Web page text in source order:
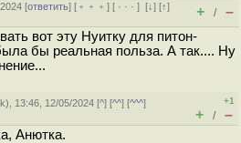
[ответить] [ ﹢﹢﹢] [ · · ·][↓] [↑]
+ / –
вот эту Нуитку для питон-
бы реальная польза. А так.... Ну
), 13:46, 12/05/2024 [^] [^^] [^^^]
+1
+ / –
Анютка.